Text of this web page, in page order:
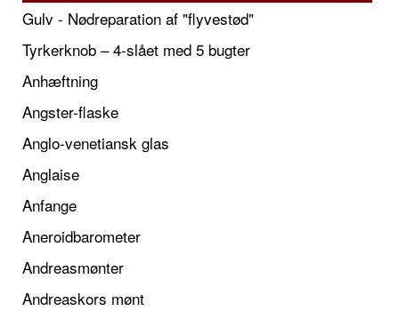
Gulv - Nødreparation af "flyvestød"
Tyrkerknob – 4-slået med 5 bugter
Anhæftning
Angster-flaske
Anglo-venetiansk glas
Anglaise
Anfange
Aneroidbarometer
Andreasmønter
Andreaskors mønt